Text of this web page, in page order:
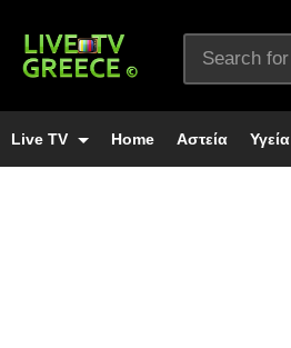
Live TV Home Αστεία Υγεία